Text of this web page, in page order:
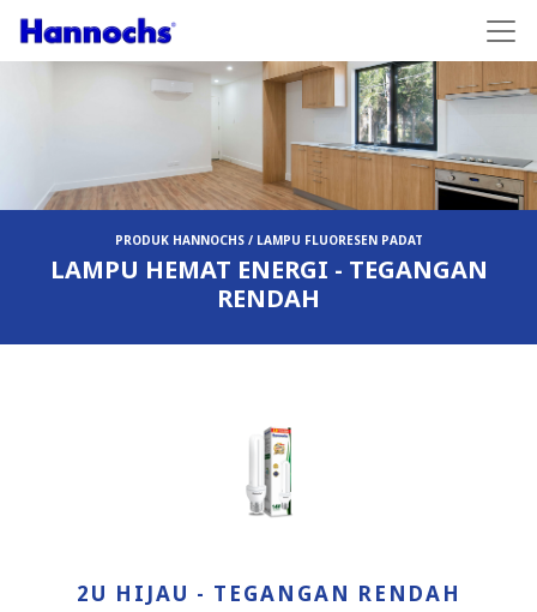
PRODUK HANNOCHS / LAMPU FLUORESEN PADAT
LAMPU HEMAT ENERGI - TEGANGAN
RENDAH
2U HIJAU - TEGANGAN RENDAH